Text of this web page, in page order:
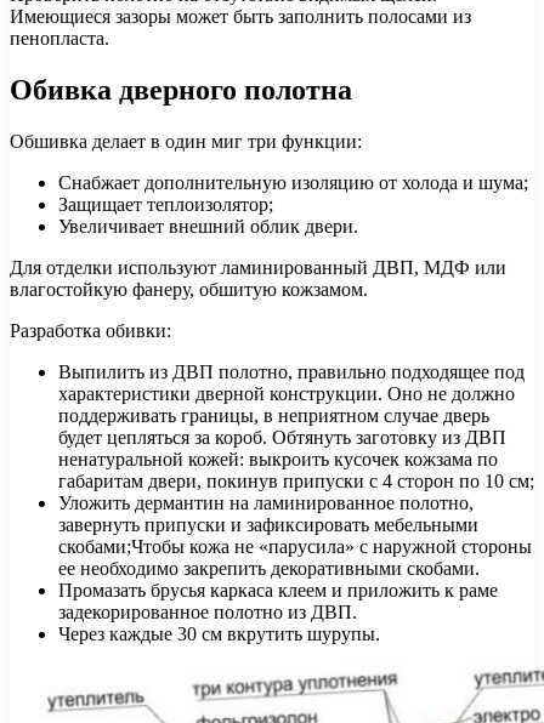
Имеющиеся зазоры может быть заполнить полосами из
пенопласта.
Обивка дверного полотна
Обшивка делает в один миг три функции:
Снабжает дополнительную изоляцию от холода и шума;
Защищает теплоизолятор;
Увеличивает внешний облик двери.
Для отделки используют ламинированный ДВП, МДФ или
влагостойкую фанеру, обшитую кожзамом.
Разработка обивки:
Выпилить из ДВП полотно, правильно подходящее под
характеристики дверной конструкции. Оно не должно
поддерживать границы, в неприятном случае дверь
будет цепляться за короб. Обтянуть заготовку из ДВП
ненатуральной кожей: выкроить кусочек кожзама по
габаритам двери, покинув припуски с 4 сторон по 10 см;
Уложить дермантин на ламинированное полотно,
завернуть припуски и зафиксировать мебельными
скобами;Чтобы кожа не «парусила» с наружной стороны
ее необходимо закрепить декоративными скобами.
Промазать брусья каркаса клеем и приложить к раме
задекорированное полотно из ДВП.
Через каждые 30 см вкрутить шурупы.